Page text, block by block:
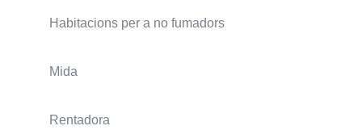
Habitacions per a no fumadors
Mida
Rentadora